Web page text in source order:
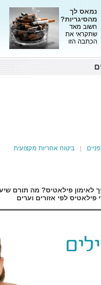
נמאס לך
מהסיגריות?
חשוב מאד
שתקראי את
הכתבה הזו
ביטוח אחריות מקצועית
לאימון פילאטיס? מה תורם
לפי אזורים וערים